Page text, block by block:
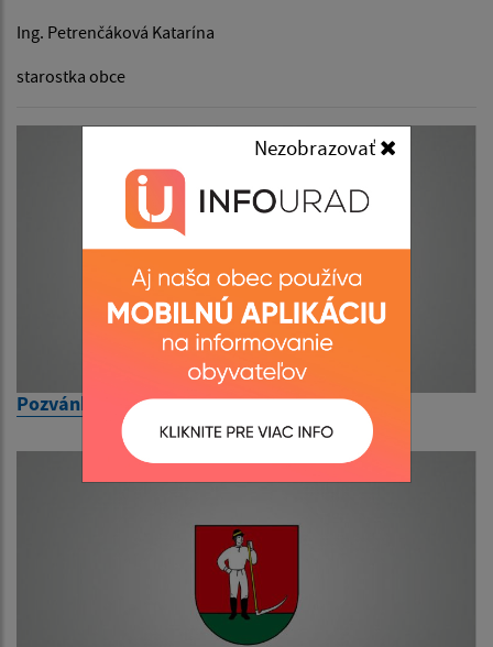
Nezobrazovať
Ing. Petrenčáková Katarína
starostka obce
Pozvánka na zasadnutie OcZ 8.6.2026